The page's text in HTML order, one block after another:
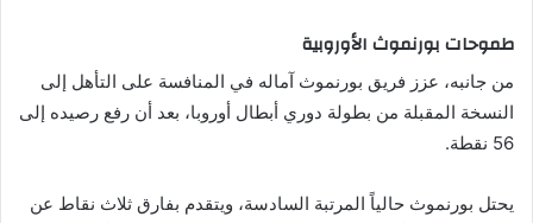
طموحات بورنموث الأوروبية
من جانبه، عزز فريق بورنموث آماله في المنافسة على التأهل إلى
النسخة المقبلة من بطولة دوري أبطال أوروبا، بعد أن رفع رصيده إلى
56 نقطة.
يحتل بورنموث حالياً المرتبة السادسة، ويتقدم بفارق ثلاث نقاط عن